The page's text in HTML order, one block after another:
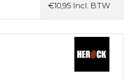
€10,95 Incl. BTW